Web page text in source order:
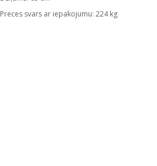
Preces svars ar iepakojumu: 224 kg